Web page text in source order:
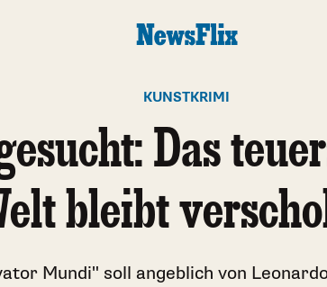
KUNSTKRIMI
Das
bleibt
Mundi" soll angeblich von